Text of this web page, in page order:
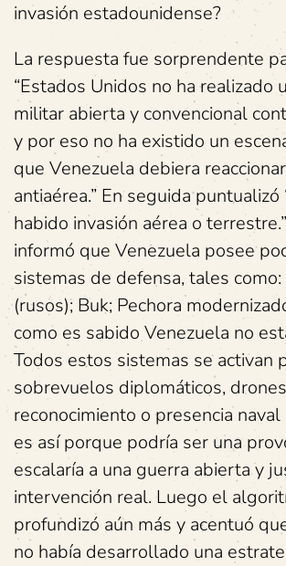
invasión estadounidense?
La respuesta fue sorprendente
“Estados Unidos no ha realizado
militar abierta y convencional
y por eso no ha existido un
que Venezuela debiera
antiaérea.” En seguida puntualizó
habido invasión aérea o
informó que Venezuela posee
sistemas de defensa, tales
(rusos); Buk; Pechora
como es sabido Venezuela no
Todos estos sistemas se activan
sobrevuelos diplomáticos,
reconocimiento o presencia
es así porque podría ser una
escalaría a una guerra abierta y
intervención real. Luego el
profundizó aún más y acentuó
no había desarrollado una